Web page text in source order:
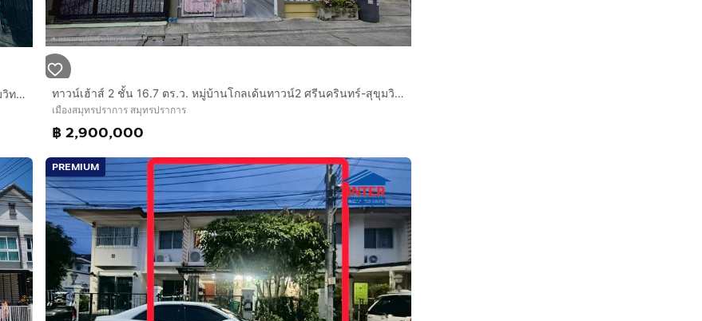
ทาวน์เฮ้าส์ 3 ชั้น 20 ตร.ว. หมู่บ้านกลางเมือง เออร์บาเนี่ยน ซอยสุขุมวิท113 ถนนสุขุมวิท ซอยด่านสำโรง32 เมืองสมุทรปราการ สมุทรปราการ ทาวน์เฮ้าส์ 2 ชั้น 16.7 ตร.ว. หมู่บ้านโกลเด้นทาวน์2 ศรีนครินทร์-สุขุมวิท ซอยทรัพย์พัฒนา (ซอยทรัพย์บุญชัย28) ถนนศรีนครินทร์ เมืองสมุทรปราการ
เมืองสมุทรปราการ สมุทรปราการ
฿ 2,900,000
PREMIUM